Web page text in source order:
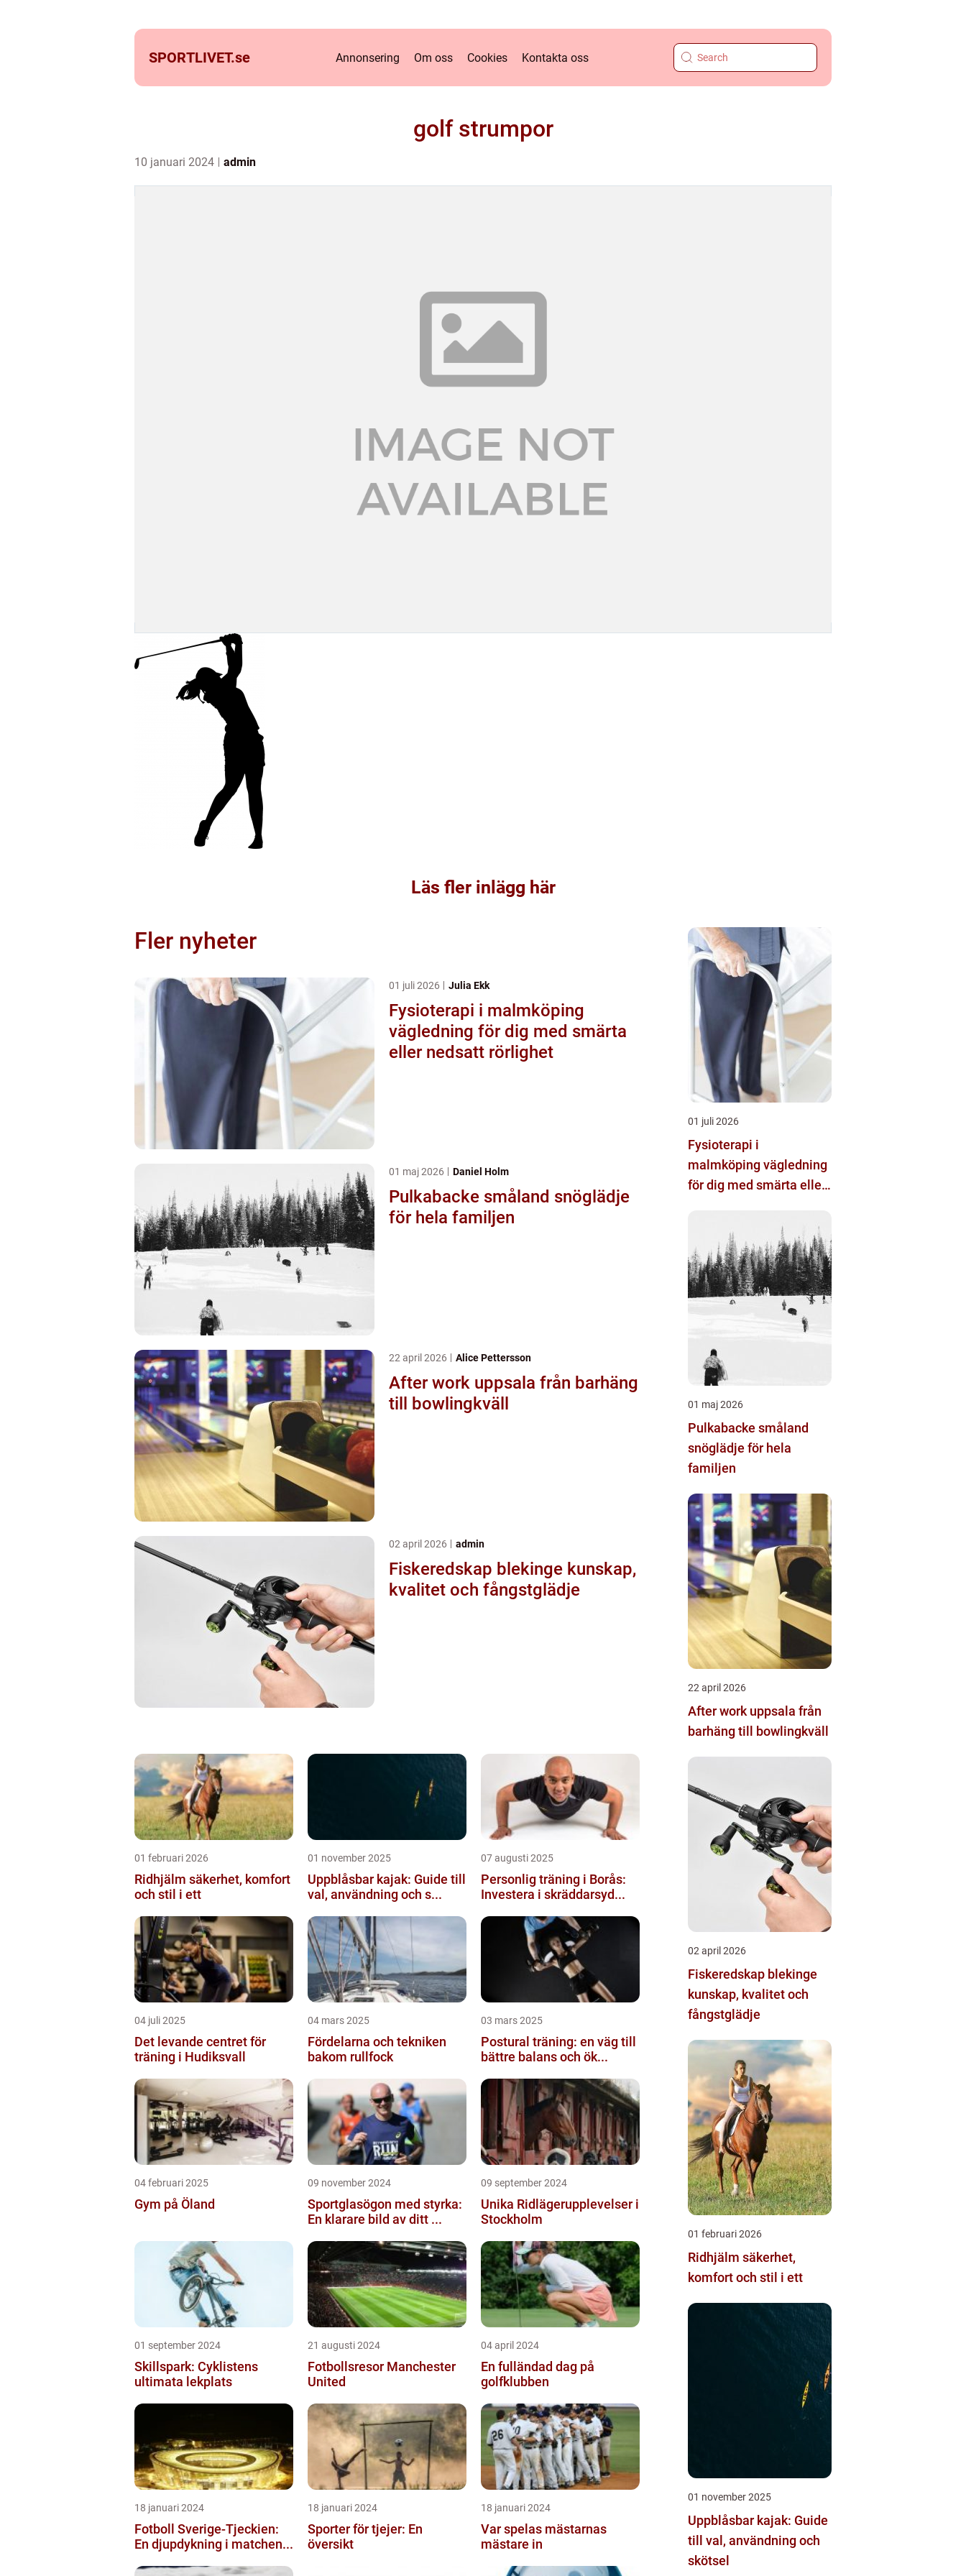
SPORTLIVET.se Annonsering Om oss Cookies Kontakta oss
golf strumpor
10 januari 2024 admin
Läs fler inlägg här
Fler nyheter
01 juli 2026 Julia Ekk
Fysioterapi i malmköping
vägledning för dig med smärta
eller nedsatt rörlighet
01 maj 2026 Daniel Holm
Pulkabacke småland snöglädje
för hela familjen
22 april 2026 Alice Pettersson
After work uppsala från barhäng
till bowlingkväll
02 april 2026 admin
Fiskeredskap blekinge kunskap,
kvalitet och fångstglädje
01 februari 2026
Ridhjälm säkerhet, komfort
och stil i ett
01 november 2025
Uppblåsbar kajak: Guide till
val, användning och s...
07 augusti 2025
Personlig träning i Borås:
Investera i skräddarsyd...
04 juli 2025
Det levande centret för
träning i Hudiksvall
04 mars 2025
Fördelarna och tekniken
bakom rullfock
03 mars 2025
Postural träning: en väg till
bättre balans och ök...
04 februari 2025
Gym på Öland
09 november 2024
Sportglasögon med styrka:
En klarare bild av ditt ...
09 september 2024
Unika Ridlägerupplevelser i
Stockholm
01 september 2024
Skillspark: Cyklistens
ultimata lekplats
21 augusti 2024
Fotbollsresor Manchester
United
04 april 2024
En fulländad dag på
golfklubben
18 januari 2024
Fotboll Sverige-Tjeckien:
En djupdykning i matchen...
18 januari 2024
Sporter för tjejer: En
översikt
18 januari 2024
Var spelas mästarnas
mästare in
01 juli 2026
Fysioterapi i
malmköping vägledning
för dig med smärta eller
01 maj 2026
Pulkabacke småland
snöglädje för hela
familjen
22 april 2026
After work uppsala från
barhäng till bowlingkväll
02 april 2026
Fiskeredskap blekinge
kunskap, kvalitet och
fångstglädje
01 februari 2026
Ridhjälm säkerhet,
komfort och stil i ett
01 november 2025
Uppblåsbar kajak: Guide
till val, användning och
skötsel